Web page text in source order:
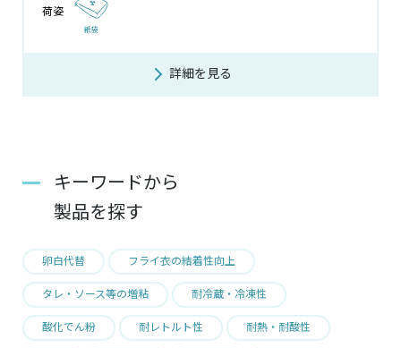
荷姿
紙袋
詳細を見る
キーワードから
製品を探す
卵白代替 フライ衣の結着性向上
タレ・ソース等の増粘 耐冷蔵・冷凍性
酸化でん粉 耐レトルト性 耐熱・耐酸性